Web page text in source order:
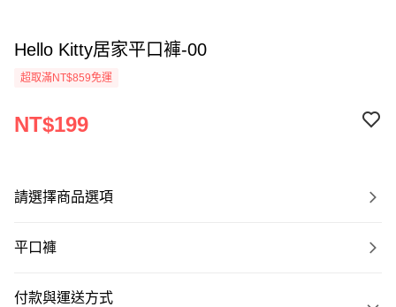
Hello Kitty居家平口褲-00
超取滿NT$859免運
NT$199
請選擇商品選項
平口褲
付款與運送方式